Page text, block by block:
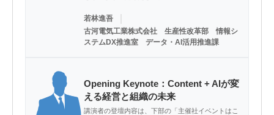
若林進吾
古河電気工業株式会社 生産性改革部 情報シ
ステムDX推進室 データ・AI活用推進課
Opening Keynote：Content + AIが変
える経営と組織の未来
講演者の登壇内容は、下部の「主催社イベントはこ